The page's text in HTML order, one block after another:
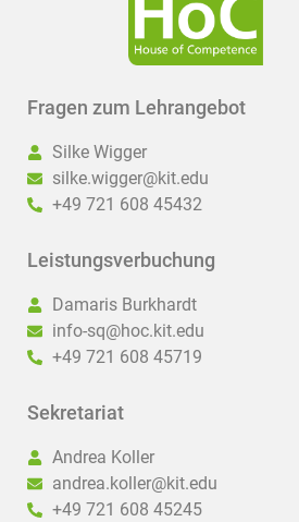
Fragen zum Lehrangebot
Silke Wigger
silke.wigger@kit.edu
+49 721 608 45432
Leistungsverbuchung
Damaris Burkhardt
info-sq@hoc.kit.edu
+49 721 608 45719
Sekretariat
Andrea Koller
andrea.koller@kit.edu
+49 721 608 45245